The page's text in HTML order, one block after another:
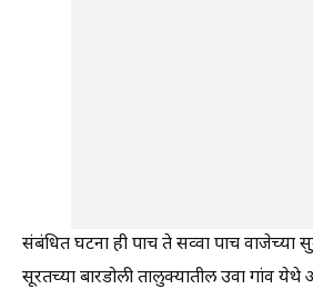
संबंधित घटना ही पाच ते सव्वा पाच वाजेच्या
सूरतच्या बारडोली तालुक्यातील उवा गांव येथे